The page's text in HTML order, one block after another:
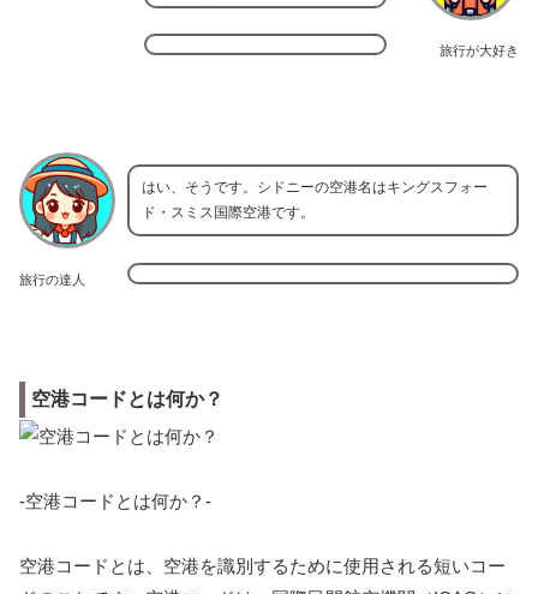
旅行が大好き
旅行の達人
はい、そうです。シドニーの空港名はキングスフォー
ド・スミス国際空港です。
空港コードとは何か？
-空港コードとは何か？-
空港コードとは、空港を識別するために使用される短いコー